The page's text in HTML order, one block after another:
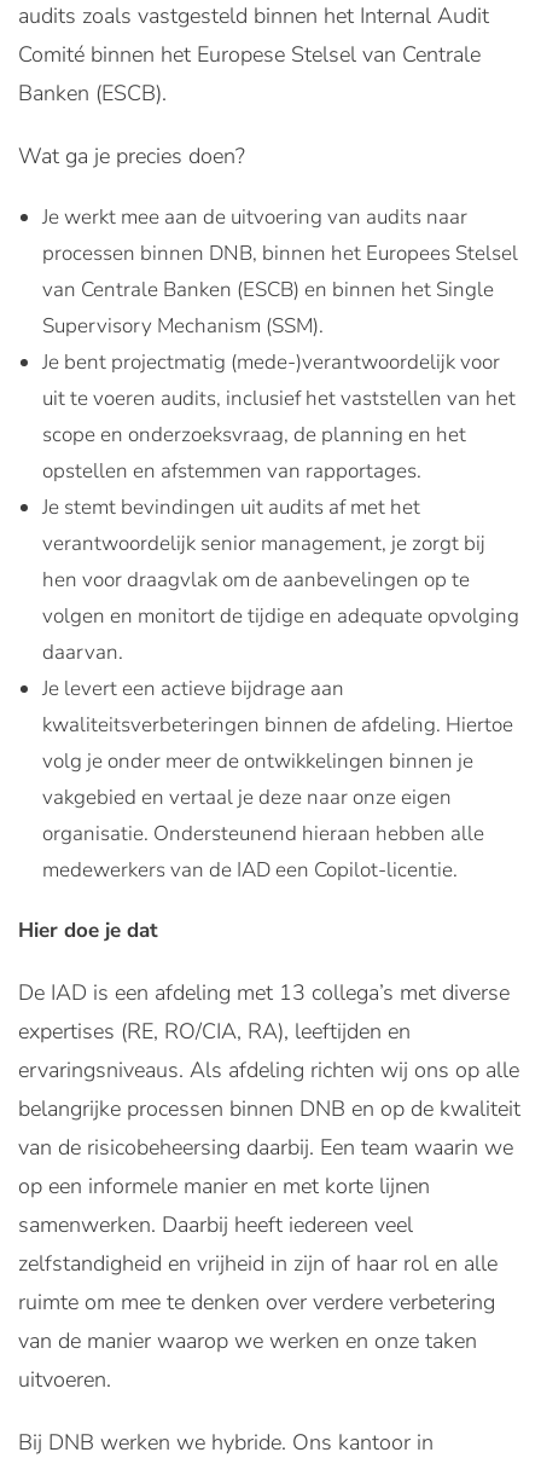
audits zoals vastgesteld binnen het Internal Audit
Comité binnen het Europese Stelsel van Centrale
Banken (ESCB).
Wat ga je precies doen?
Je werkt mee aan de uitvoering van audits naar
processen binnen DNB, binnen het Europees Stelsel
van Centrale Banken (ESCB) en binnen het Single
Supervisory Mechanism (SSM).
Je bent projectmatig (mede-)verantwoordelijk voor
uit te voeren audits, inclusief het vaststellen van het
scope en onderzoeksvraag, de planning en het
opstellen en afstemmen van rapportages.
Je stemt bevindingen uit audits af met het
verantwoordelijk senior management, je zorgt bij
hen voor draagvlak om de aanbevelingen op te
volgen en monitort de tijdige en adequate opvolging
daarvan.
Je levert een actieve bijdrage aan
kwaliteitsverbeteringen binnen de afdeling. Hiertoe
volg je onder meer de ontwikkelingen binnen je
vakgebied en vertaal je deze naar onze eigen
organisatie. Ondersteunend hieraan hebben alle
medewerkers van de IAD een Copilot-licentie.
Hier doe je dat
De IAD is een afdeling met 13 collega’s met diverse
expertises (RE, RO/CIA, RA), leeftijden en
ervaringsniveaus. Als afdeling richten wij ons op alle
belangrijke processen binnen DNB en op de kwaliteit
van de risicobeheersing daarbij. Een team waarin we
op een informele manier en met korte lijnen
samenwerken. Daarbij heeft iedereen veel
zelfstandigheid en vrijheid in zijn of haar rol en alle
ruimte om mee te denken over verdere verbetering
van de manier waarop we werken en onze taken
uitvoeren.
Bij DNB werken we hybride. Ons kantoor in